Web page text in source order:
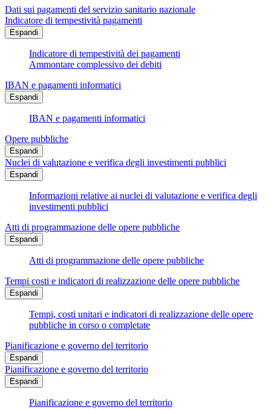
Dati sui pagamenti del servizio sanitario nazionale
Indicatore di tempestività pagamenti
Espandi
Indicatore di tempestività dei pagamenti
Ammontare complessivo dei debiti
IBAN e pagamenti informatici
Espandi
IBAN e pagamenti informatici
Opere pubbliche
Espandi
Nuclei di valutazione e verifica degli investimenti pubblici
Espandi
Informazioni relative ai nuclei di valutazione e verifica degli
investimenti pubblici
Atti di programmazione delle opere pubbliche
Espandi
Atti di programmazione delle opere pubbliche
Tempi costi e indicatori di realizzazione delle opere pubbliche
Espandi
Tempi, costi unitari e indicatori di realizzazione delle opere
pubbliche in corso o completate
Pianificazione e governo del territorio
Espandi
Pianificazione e governo del territorio
Espandi
Pianificazione e governo del territorio